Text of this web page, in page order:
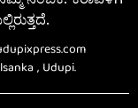
, Udupi.